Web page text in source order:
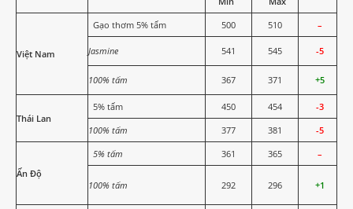
Việt Nam
Gạo thơm 5% tấm 500 510 –
Jasmine 541 545 -5
100% tấm 367 371 +5
Thái Lan
5% tấm 450 454
-3
100% tấm
377 381 -5
Ấn Độ
5% tấm 361 365 –
100% tấm 292 296 +1